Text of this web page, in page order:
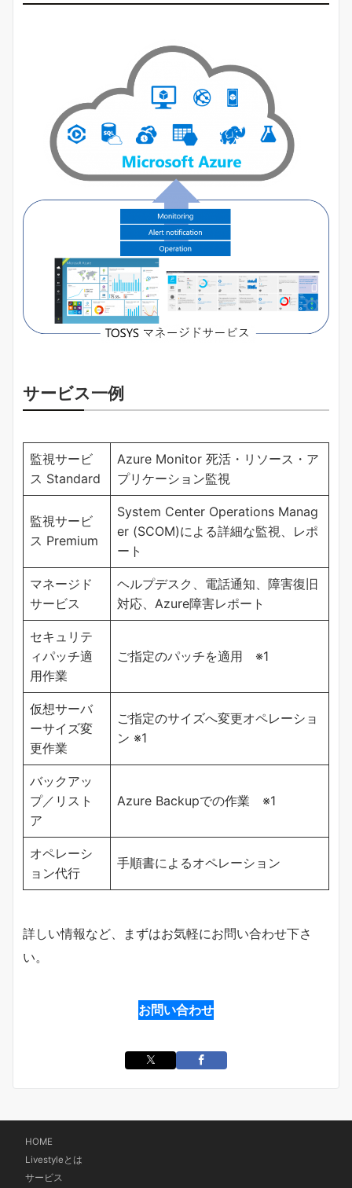
サービス一例
監視サービ
ス Standard
Azure Monitor 死活・リソース・ア
プリケーション監視
監視サービ
ス Premium
System Center Operations Manag
er (SCOM)による詳細な監視、レポ
ート
マネージド
サービス
ヘルプデスク、電話通知、障害復旧
対応、Azure障害レポート
セキュリテ
ィパッチ適
用作業
ご指定のパッチを適用 ※1
仮想サーバ
ーサイズ変
更作業
ご指定のサイズへ変更オペレーショ
ン ※1
バックアッ
プ／リスト
ア
Azure Backupでの作業 ※1
オペレーシ
ョン代行
手順書によるオペレーション
詳しい情報など、まずはお気軽にお問い合わせ下さ
い。
お問い合わせ
HOME
Livestyleとは
サービス